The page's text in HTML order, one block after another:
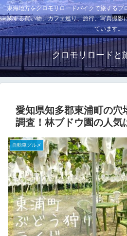
東海地方をクロモリロードバイクで旅するブ
関する買い物、カフェ巡り、旅行、写真撮影
ています。
クロモリロードと
愛知県知多郡東浦町の穴
調査！林ブドウ園の人気
自転車グルメ